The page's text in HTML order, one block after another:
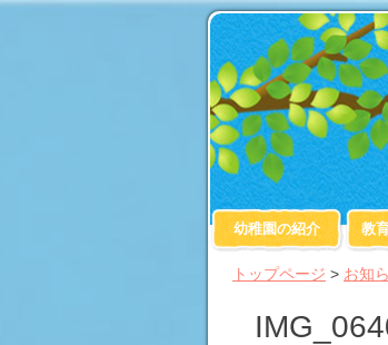
幼稚園の紹介 教
トップページ > お知